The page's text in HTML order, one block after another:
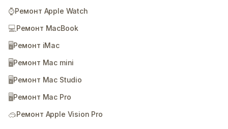
⌚Ремонт Apple Watch
💻Ремонт MacBook
🖥️Ремонт iMac
🖥️Ремонт Mac mini
🖥️Ремонт Mac Studio
🖥️Ремонт Mac Pro
🥽Ремонт Apple Vision Pro